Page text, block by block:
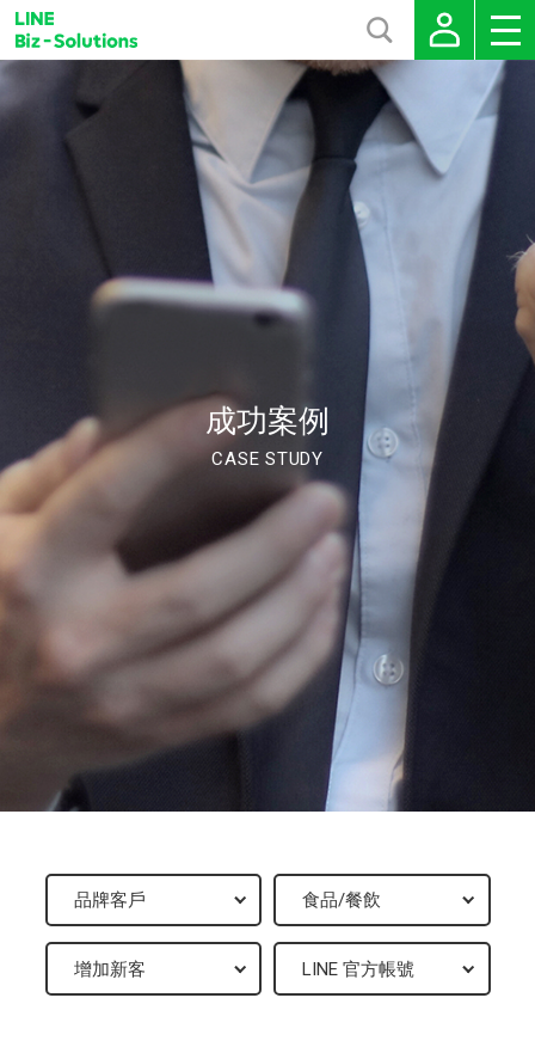
成功案例
CASE STUDY